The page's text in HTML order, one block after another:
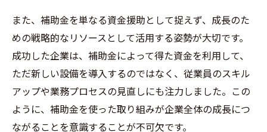
また、補助金を単なる資金援助として捉えず、成長のた
めの戦略的なリソースとして活用する姿勢が大切です。
成功した企業は、補助金によって得た資金を利用して、
ただ新しい設備を導入するのではなく、従業員のスキル
アップや業務プロセスの見直しにも注力しました。この
ように、補助金を使った取り組みが企業全体の成長につ
ながることを意識することが不可欠です。